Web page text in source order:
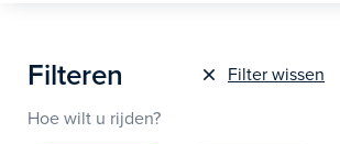
Filteren
Filter wissen
Hoe wilt u rijden?